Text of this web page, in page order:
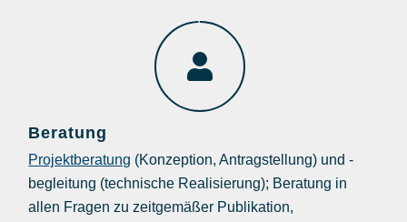
Beratung
Projektberatung (Konzeption, Antragstellung) und -
begleitung (technische Realisierung); Beratung in
allen Fragen zu zeitgemäßer Publikation,